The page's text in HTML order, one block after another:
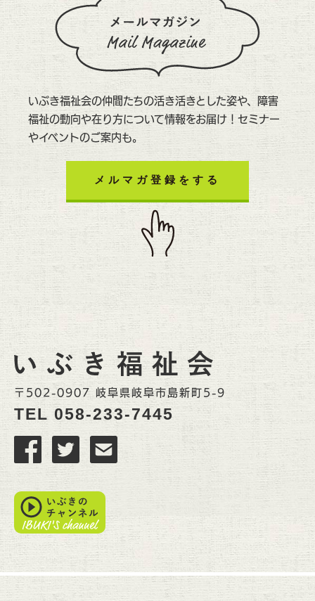
いぶき福祉会の仲間たちの活き活きとした姿や、障害
福祉の動向や在り方について情報をお届け！セミナー
やイベントのご案内も。
メルマガ登録をする
〒502-0907 岐阜県岐阜市島新町5-9
TEL 058-233-7445